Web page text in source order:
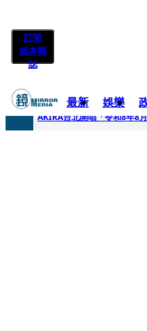
訂閱
紙本雜
誌
最新 娛樂
快訊